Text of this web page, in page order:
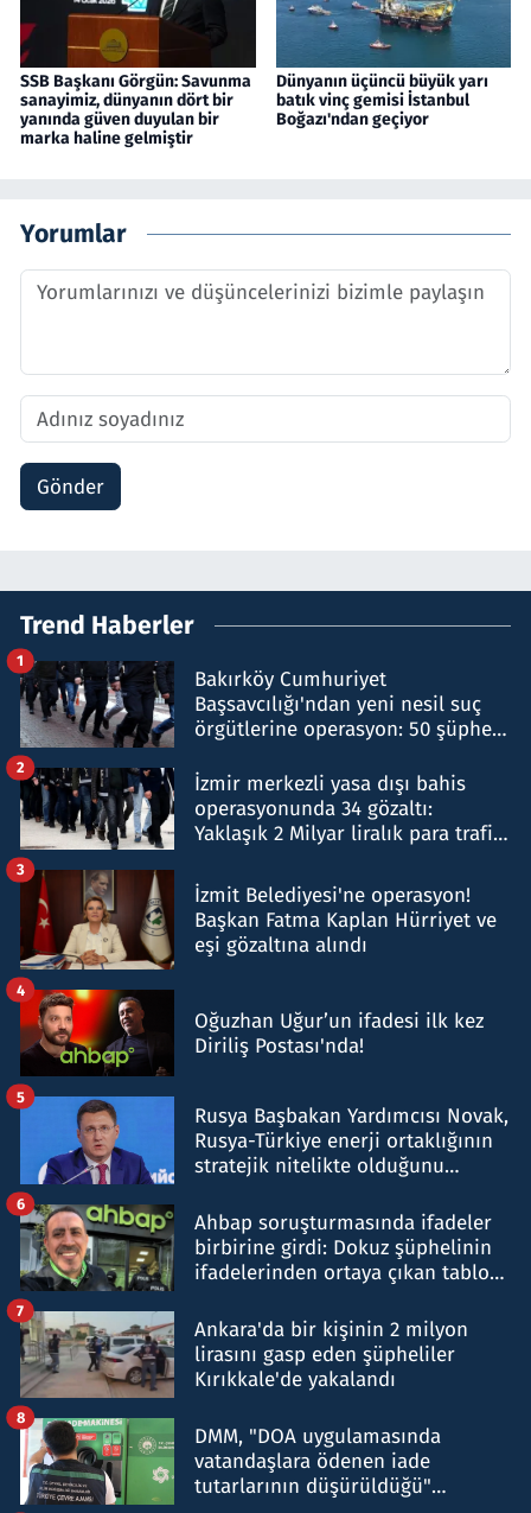
SSB Başkanı Görgün: Savunma
sanayimiz, dünyanın dört bir
yanında güven duyulan bir
marka haline gelmiştir
Dünyanın üçüncü büyük yarı
batık vinç gemisi İstanbul
Boğazı'ndan geçiyor
Yorumlar
Gönder
Trend Haberler
Bakırköy Cumhuriyet
Başsavcılığı'ndan yeni nesil suç
örgütlerine operasyon: 50 şüpheli
1
İzmir merkezli yasa dışı bahis
operasyonunda 34 gözaltı:
Yaklaşık 2 Milyar liralık para trafiği
2
İzmit Belediyesi'ne operasyon!
Başkan Fatma Kaplan Hürriyet ve
eşi gözaltına alındı
3
Oğuzhan Uğur’un ifadesi ilk kez
Diriliş Postası'nda!
4
Rusya Başbakan Yardımcısı Novak,
Rusya-Türkiye enerji ortaklığının
stratejik nitelikte olduğunu
5
Ahbap soruşturmasında ifadeler
birbirine girdi: Dokuz şüphelinin
ifadelerinden ortaya çıkan tablo
6
Ankara'da bir kişinin 2 milyon
lirasını gasp eden şüpheliler
Kırıkkale'de yakalandı
7
DMM, "DOA uygulamasında
vatandaşlara ödenen iade
tutarlarının düşürüldüğü"
8